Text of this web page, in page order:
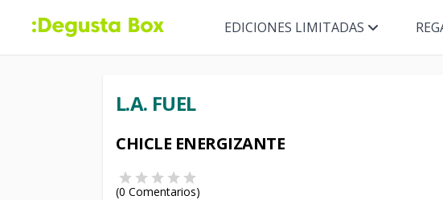
EDICIONES LIMITADAS
L.A. FUEL
CHICLE ENERGIZANTE
(0 Comentarios)